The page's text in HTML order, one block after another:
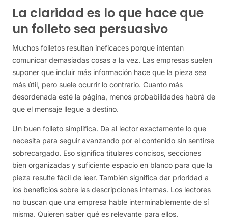
La claridad es lo que hace que
un folleto sea persuasivo
Muchos folletos resultan ineficaces porque intentan
comunicar demasiadas cosas a la vez. Las empresas suelen
suponer que incluir más información hace que la pieza sea
más útil, pero suele ocurrir lo contrario. Cuanto más
desordenada esté la página, menos probabilidades habrá de
que el mensaje llegue a destino.
Un buen folleto simplifica. Da al lector exactamente lo que
necesita para seguir avanzando por el contenido sin sentirse
sobrecargado. Eso significa titulares concisos, secciones
bien organizadas y suficiente espacio en blanco para que la
pieza resulte fácil de leer. También significa dar prioridad a
los beneficios sobre las descripciones internas. Los lectores
no buscan que una empresa hable interminablemente de sí
misma. Quieren saber qué es relevante para ellos.